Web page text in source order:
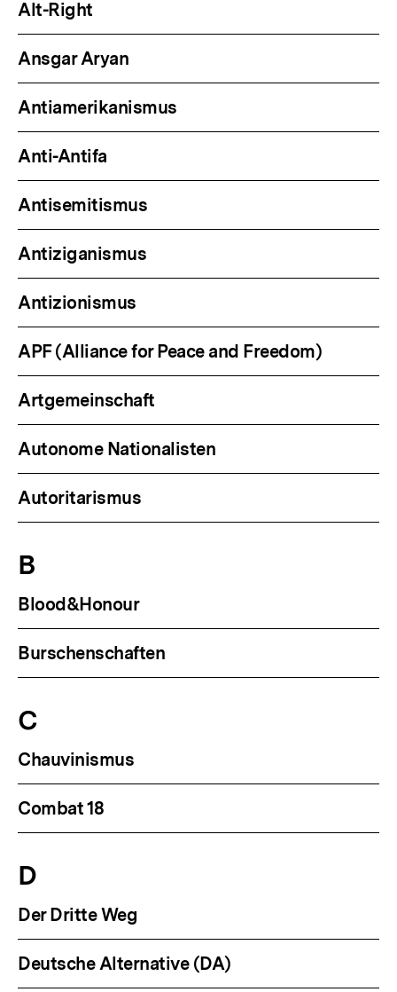
Alt-Right
Ansgar Aryan
Antiamerikanismus
Anti-Antifa
Antisemitismus
Antiziganismus
Antizionismus
APF (Alliance for Peace and Freedom)
Artgemeinschaft
Autonome Nationalisten
Autoritarismus
B
Blood&Honour
Burschenschaften
C
Chauvinismus
Combat 18
D
Der Dritte Weg
Deutsche Alternative (DA)